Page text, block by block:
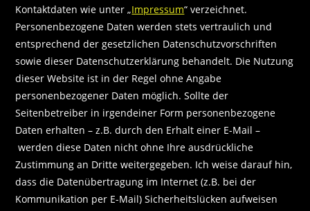
Kontaktdaten wie unter „Impressum“ verzeichnet.
Personenbezogene Daten werden stets vertraulich und
entsprechend der gesetzlichen Datenschutzvorschriften
sowie dieser Datenschutzerklärung behandelt. Die Nutzung
dieser Website ist in der Regel ohne Angabe
personenbezogener Daten möglich. Sollte der
Seitenbetreiber in irgendeiner Form personenbezogene
Daten erhalten – z.B. durch den Erhalt einer E-Mail –
werden diese Daten nicht ohne Ihre ausdrückliche
Zustimmung an Dritte weitergegeben. Ich weise darauf hin,
dass die Datenübertragung im Internet (z.B. bei der
Kommunikation per E-Mail) Sicherheitslücken aufweisen